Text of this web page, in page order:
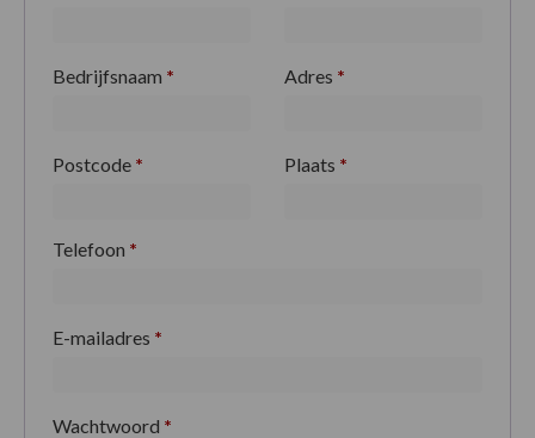
Bedrijfsnaam * Adres *
Postcode * Plaats *
Telefoon *
E-mailadres *
Wachtwoord *